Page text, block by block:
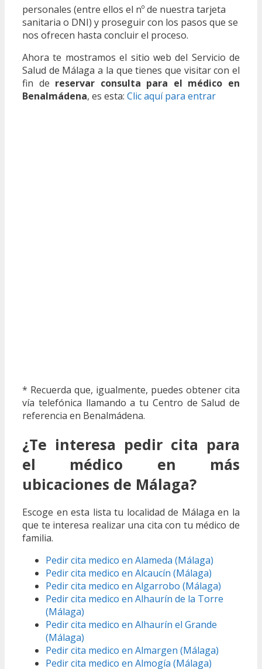
personales (entre ellos el nº de nuestra tarjeta
sanitaria o DNI) y proseguir con los pasos que se
nos ofrecen hasta concluir el proceso.
Ahora te mostramos el sitio web del Servicio de
Salud de Málaga a la que tienes que visitar con el
fin de reservar consulta para el médico en
Benalmádena, es esta: Clic aquí para entrar
* Recuerda que, igualmente, puedes obtener cita
vía telefónica llamando a tu Centro de Salud de
referencia en Benalmádena.
¿Te interesa pedir cita para
el médico en más
ubicaciones de Málaga?
Escoge en esta lista tu localidad de Málaga en la
que te interesa realizar una cita con tu médico de
familia.
Pedir cita medico en Alameda (Málaga)
Pedir cita medico en Alcaucín (Málaga)
Pedir cita medico en Algarrobo (Málaga)
Pedir cita medico en Alhaurín de la Torre
(Málaga)
Pedir cita medico en Alhaurín el Grande
(Málaga)
Pedir cita medico en Almargen (Málaga)
Pedir cita medico en Almogía (Málaga)